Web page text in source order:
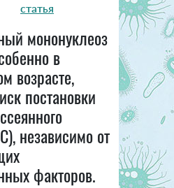
статья
мононуклеоз
в
возрасте,
постановки
независимо от
факторов.